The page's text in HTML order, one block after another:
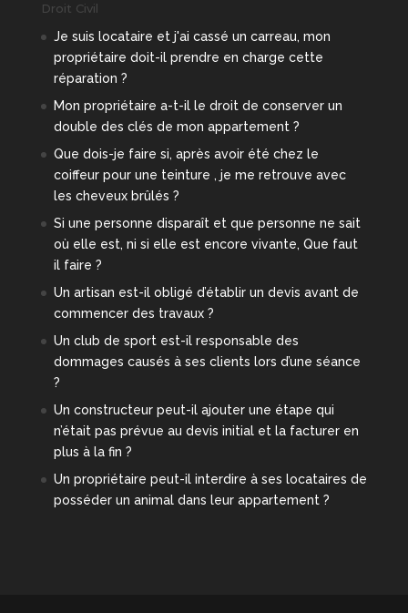
Droit Civil
Je suis locataire et j'ai cassé un carreau, mon
propriétaire doit-il prendre en charge cette
réparation ?
Mon propriétaire a-t-il le droit de conserver un
double des clés de mon appartement ?
Que dois-je faire si, après avoir été chez le
coiffeur pour une teinture , je me retrouve avec
les cheveux brûlés ?
Si une personne disparaît et que personne ne sait
où elle est, ni si elle est encore vivante, Que faut
il faire ?
Un artisan est-il obligé d’établir un devis avant de
commencer des travaux ?
Un club de sport est-il responsable des
dommages causés à ses clients lors d’une séance
?
Un constructeur peut-il ajouter une étape qui
n’était pas prévue au devis initial et la facturer en
plus à la fin ?
Un propriétaire peut-il interdire à ses locataires de
posséder un animal dans leur appartement ?